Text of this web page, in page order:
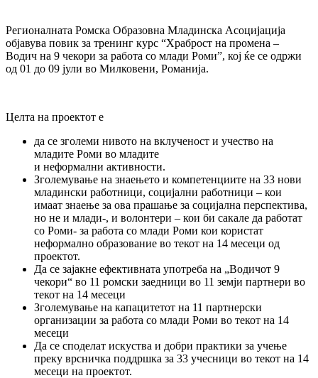
Регионалната Ромска Образовна Младинска Асоцијација
објавува повик за тренинг курс “Храброст на промена –
Водич на 9 чекори за работа со млади Роми”, кој ќе се одржи
од 01 до 09 јули во Милковени, Романија.
Целта на проектот е
да се зголеми нивото на вклученост и учество на
младите Роми во младите
и неформални активности.
Зголемување на знаењето и компетенциите на 33 нови
младински работници, социјални работници – кои
имаат знаење за ова прашање за социјална перспектива,
но не и млади-, и волонтери – кои би сакале да работат
со Роми- за работа со млади Роми кои користат
неформално образование во текот на 14 месеци од
проектот.
Да се зајакне ефективната употреба на „Водичот 9
чекори“ во 11 ромски заедници во 11 земји партнери во
текот на 14 месеци
Зголемување на капацитетот на 11 партнерски
организации за работа со млади Роми во текот на 14
месеци
Да се споделат искуства и добри практики за учење
преку врсничка поддршка за 33 учесници во текот на 14
месеци на проектот.